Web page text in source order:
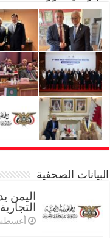
البيانات الصحفية
اليمن
أغسطس 5,